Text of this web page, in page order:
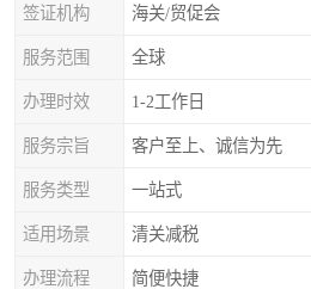
签证机构 海关/贸促会
服务范围 全球
办理时效 1-2工作日
服务宗旨 客户至上、诚信为先
服务类型 一站式
适用场景 清关减税
办理流程 简便快捷